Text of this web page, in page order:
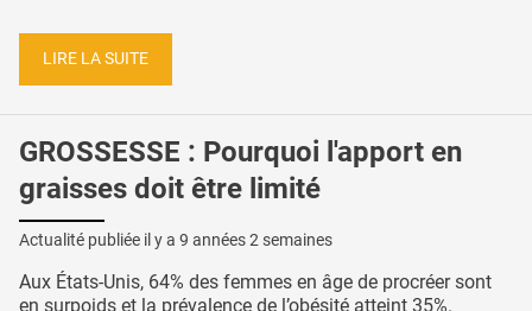
LIRE LA SUITE
GROSSESSE : Pourquoi l'apport en
graisses doit être limité
Actualité publiée il y a 9 années 2 semaines
Aux États-Unis, 64% des femmes en âge de procréer sont
en surpoids et la prévalence de l’obésité atteint 35%.